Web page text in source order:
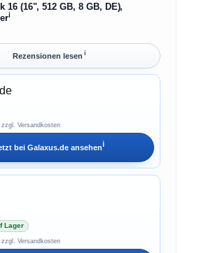
16 (16", 512 GB, 8 GB, DE),
ℹ︎
Rezensionen lesen ℹ︎
Versandkosten
bei Galaxus.de ansehenℹ︎
Lager
Versandkosten